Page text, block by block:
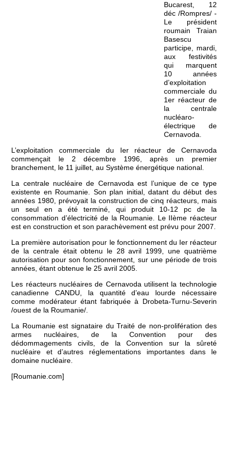
Bucarest, 12
déc /Rompres/ -
Le président
roumain Traian
Basescu
participe, mardi,
aux festivités
qui marquent
10 années
d’exploitation
commerciale du
1er réacteur de
la centrale
nucléaro-
électrique de
Cernavoda.
L’exploitation commerciale du Ier réacteur de Cernavoda
commençait le 2 décembre 1996, après un premier
branchement, le 11 juillet, au Système énergétique national.
La centrale nucléaire de Cernavoda est l’unique de ce type
existente en Roumanie. Son plan initial, datant du début des
années 1980, prévoyait la construction de cinq réacteurs, mais
un seul en a été terminé, qui produit 10-12 pc de la
consommation d’électricité de la Roumanie. Le IIème réacteur
est en construction et son parachèvement est prévu pour 2007.
La première autorisation pour le fonctionnement du Ier réacteur
de la centrale était obtenu le 28 avril 1999, une quatrième
autorisation pour son fonctionnement, sur une période de trois
années, étant obtenue le 25 avril 2005.
Les réacteurs nucléaires de Cernavoda utilisent la technologie
canadienne CANDU, la quantité d’eau lourde nécessaire
comme modérateur étant fabriquée à Drobeta-Turnu-Severin
/ouest de la Roumanie/.
La Roumanie est signataire du Traité de non-prolifération des
armes nucléaires, de la Convention pour des
dédommagements civils, de la Convention sur la sûreté
nucléaire et d’autres réglementations importantes dans le
domaine nucléaire.
[Roumanie.com]